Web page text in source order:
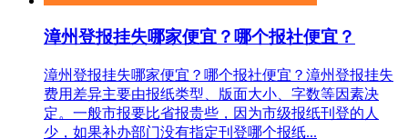
漳州登报挂失哪家便宜？哪个报社便宜？
漳州登报挂失哪家便宜？哪个报社便宜？漳州登报挂失
费用差异主要由报纸类型、版面大小、字数等因素决
定。一般市报要比省报贵些，因为市级报纸刊登的人
少，如果补办部门没有指定刊登哪个报纸...